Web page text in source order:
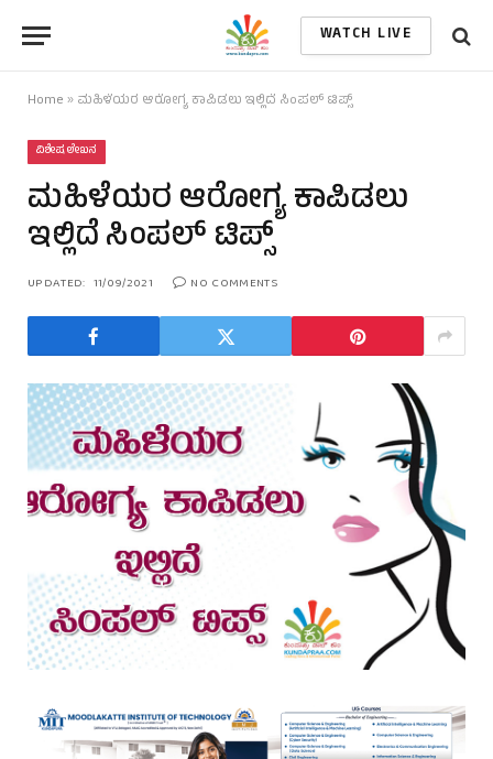
WATCH LIVE
Home » ಮಹಿಳೆಯರ ಆರೋಗ್ಯ ಕಾಪಿಡಲು ಇಲ್ಲಿದೆ ಸಿಂಪಲ್ ಟಿಪ್ಸ್
ವಿಶೇಷ ಲೇಖನ
ಮಹಿಳೆಯರ ಆರೋಗ್ಯ ಕಾಪಿಡಲು
ಇಲ್ಲಿದೆ ಸಿಂಪಲ್ ಟಿಪ್ಸ್
UPDATED: 11/09/2021 NO COMMENTS